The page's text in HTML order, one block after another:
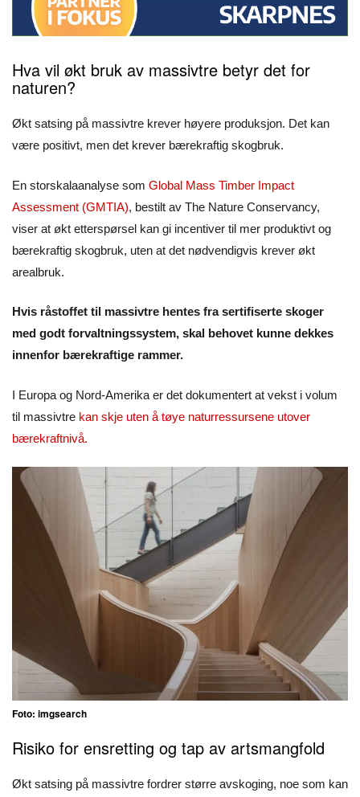
Hva vil økt bruk av massivtre betyr det for
naturen?
Økt satsing på massivtre krever høyere produksjon. Det kan
være positivt, men det krever bærekraftig skogbruk.
En storskalaanalyse som Global Mass Timber Impact
Assessment (GMTIA), bestilt av The Nature Conservancy,
viser at økt etterspørsel kan gi incentiver til mer produktivt og
bærekraftig skogbruk, uten at det nødvendigvis krever økt
arealbruk.
Hvis råstoffet til massivtre hentes fra sertifiserte skoger
med godt forvaltningssystem, skal behovet kunne dekkes
innenfor bærekraftige rammer.
I Europa og Nord-Amerika er det dokumentert at vekst i volum
til massivtre kan skje uten å tøye naturressursene utover
bærekraftnivå.
Foto: imgsearch
Risiko for ensretting og tap av artsmangfold
Økt satsing på massivtre fordrer større avskoging, noe som kan